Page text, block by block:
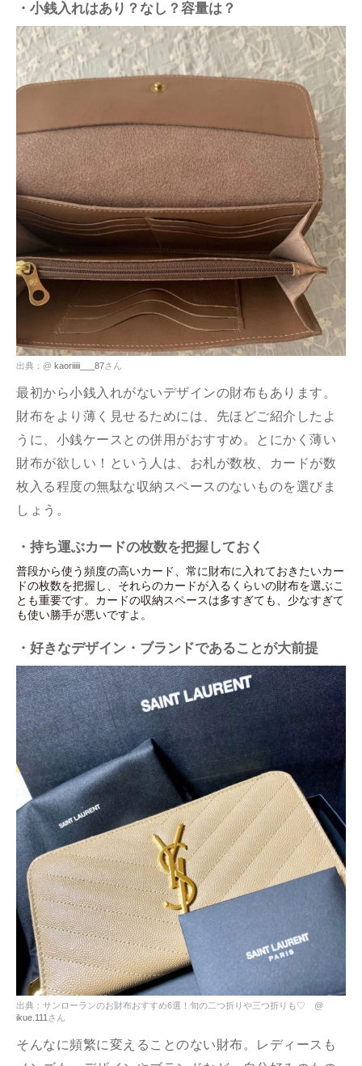
・小銭入れはあり？なし？容量は？
出典：@ kaoriiiii___87さん
最初から小銭入れがないデザインの財布もあります。
財布をより薄く見せるためには、先ほどご紹介したよ
うに、小銭ケースとの併用がおすすめ。とにかく薄い
財布が欲しい！という人は、お札が数枚、カードが数
枚入る程度の無駄な収納スペースのないものを選びま
しょう。
・持ち運ぶカードの枚数を把握しておく
普段から使う頻度の高いカード、常に財布に入れておきたいカー
ドの枚数を把握し、それらのカードが入るくらいの財布を選ぶこ
とも重要です。カードの収納スペースは多すぎても、少なすぎて
も使い勝手が悪いですよ。
・好きなデザイン・ブランドであることが大前提
出典：サンローランのお財布おすすめ6選！旬の二つ折りや三つ折りも♡ @
ikue.111 さん
そんなに頻繁に変えることのない財布。レディースも